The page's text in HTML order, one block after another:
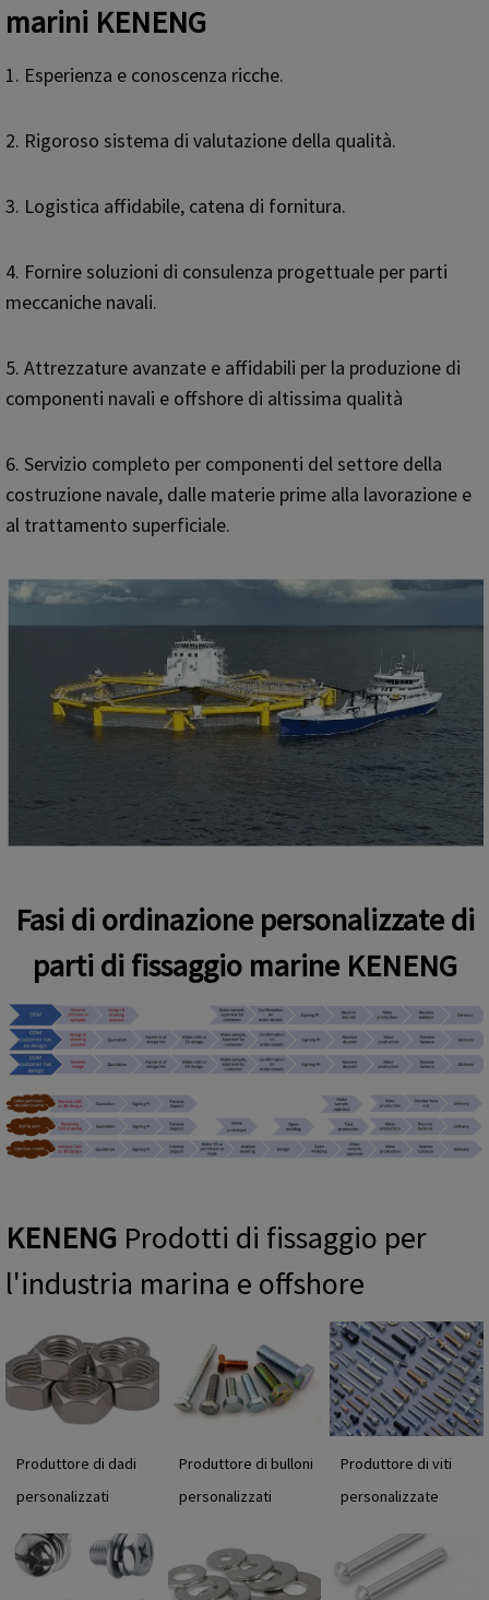
marini KENENG
1. Esperienza e conoscenza ricche.
2. Rigoroso sistema di valutazione della qualità.
3. Logistica affidabile, catena di fornitura.
4. Fornire soluzioni di consulenza progettuale per parti
meccaniche navali.
5. Attrezzature avanzate e affidabili per la produzione di
componenti navali e offshore di altissima qualità
6. Servizio completo per componenti del settore della
costruzione navale, dalle materie prime alla lavorazione e
al trattamento superficiale.
Fasi di ordinazione personalizzate di
parti di fissaggio marine KENENG
KENENG Prodotti di fissaggio per
l'industria marina e offshore
Produttore di dadi
personalizzati
Produttore di bulloni
personalizzati
Produttore di viti
personalizzate